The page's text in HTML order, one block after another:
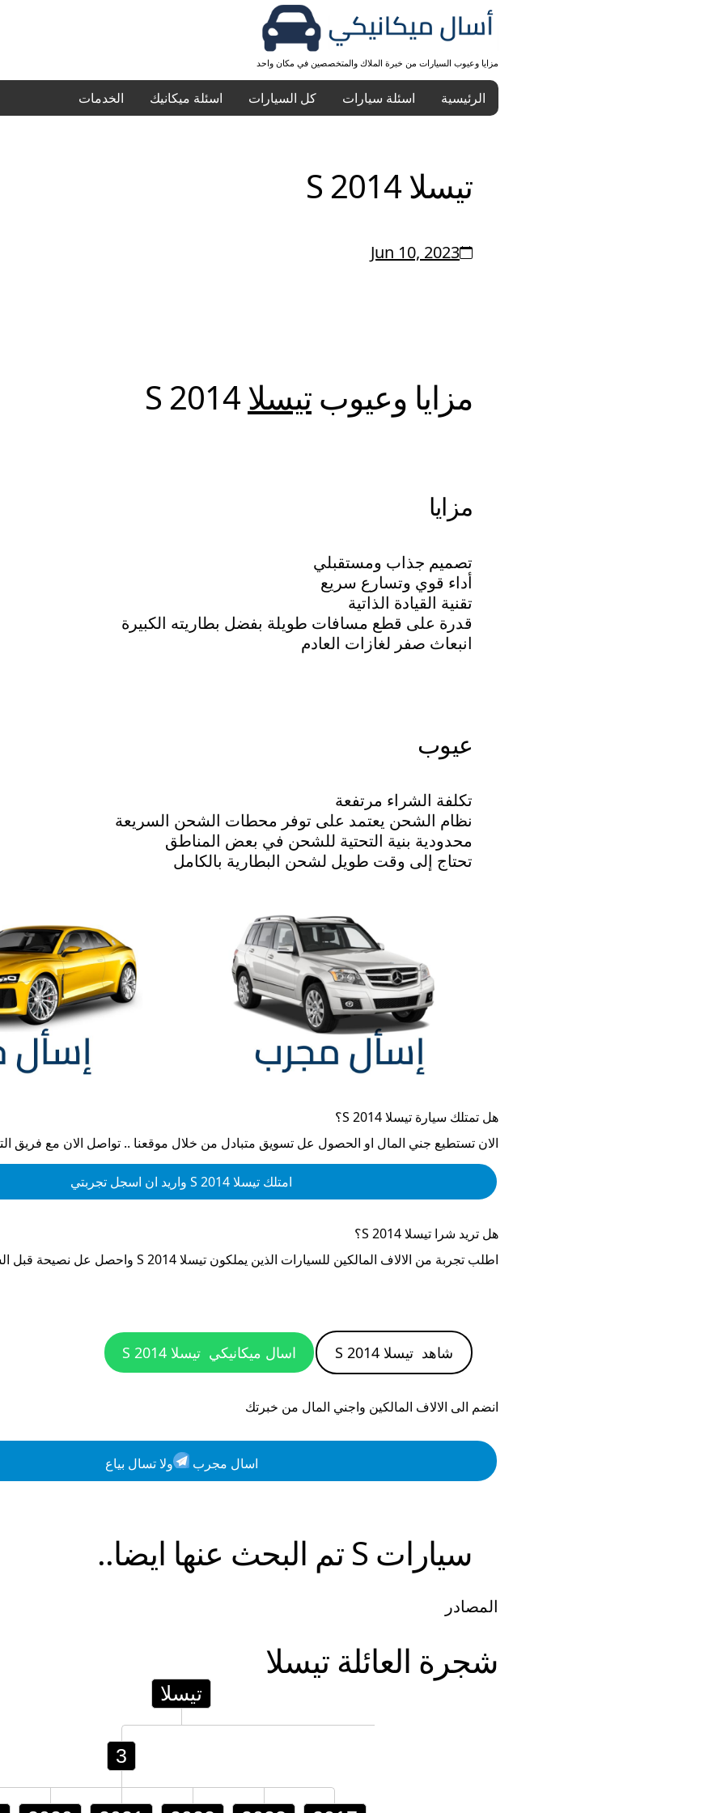
مزايا وعيوب السيارات من خبرة الملاك والمتخصصين في مكان واحد
الرئيسية اسئلة سيارات كل السيارات اسئلة ميكانيك الخدمات
تيسلا S 2014
Jun 10, 2023
مزايا وعيوب تيسلا
مزايا
تصميم جذاب ومستقبلي
أداء قوي وتسارع سريع
تقنية القيادة الذاتية
قدرة على قطع مسافات طويلة بفضل بطاريته الكبيرة
انبعاث صفر لغازات العادم
عيوب
تكلفة الشراء مرتفعة
نظام الشحن يعتمد على توفر محطات الشحن السريعة
محدودية بنية التحتية للشحن في بعض المناطق
تحتاج إلى وقت طويل لشحن البطارية بالكامل
هل تمتلك سيارة تيسلا S 2014
؟
الان تستطيع جني المال او الحصول عل تسويق متبادل من خلال موقعنا .. تواصل الان مع فريق
امتلك تيسلا S 2014 واريد ان اسجل تجربتي
هل تريد شرا تيسلا S 2014
؟
اطلب تجربة من الالاف المالكين للسيارات الذين يملكون تيسلا S 2014 واحصل عل نصيحة قبل
شاهد تيسلا S 2014 اسال ميكانيكي تيسلا S 2014
انضم الى الالاف المالكين واجني المال من خبرتك
اسال مجرب ولا تسال بياع
سيارات S تم البحث عنها ايضا..
المصادر
شجرة العائلة تيسلا
تيسلا
3